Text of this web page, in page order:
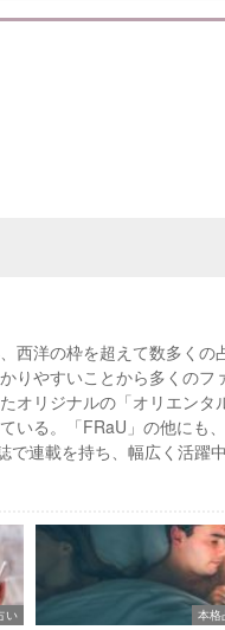
西洋の枠を超えて数多くの
りやすいことから多くの
オリジナルの「オリエンタ
いる。「FRaU」の他にも
で連載を持ち、幅広く活躍
い 本格